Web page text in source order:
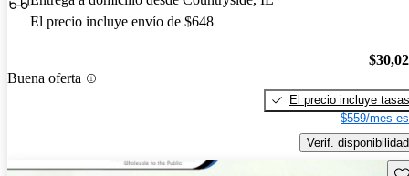
El precio incluye envío de $648
Buena oferta
El precio incluye tasas
$559/mes
Verif. disponibilidad